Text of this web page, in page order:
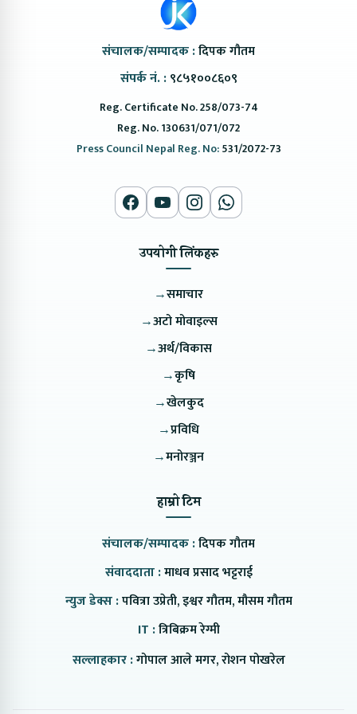
संचालक/सम्पादक :दिपक गौतम
संपर्क नं. : ९८५१००८६०९
Reg. Certificate No. 258/073-74
Reg. No. 130631/071/072
Press Council Nepal Reg. No:531/2072-73
उपयोगी लिंकहरु
→समाचार
→अटो मोवाइल्स
→अर्थ/विकास
→कृषि
→खेलकुद
→प्रविधि
→मनोरञ्जन
हाम्रो टिम
संचालक/सम्पादक :दिपक गौतम
संवाददाता :माधव प्रसाद भट्टराई
न्युज डेक्स :पवित्रा उप्रेती, इश्वर गौतम, मौसम गौतम
IT :त्रिबिक्रम रेग्मी
सल्लाहकार :गोपाल आले मगर, रोशन पोखरेल